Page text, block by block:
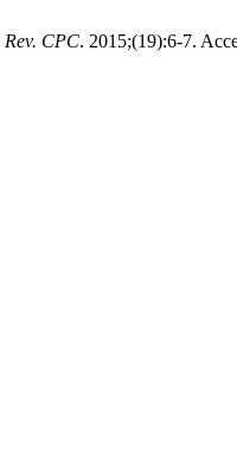
Rev. CPC. 2015;(19):6-7.